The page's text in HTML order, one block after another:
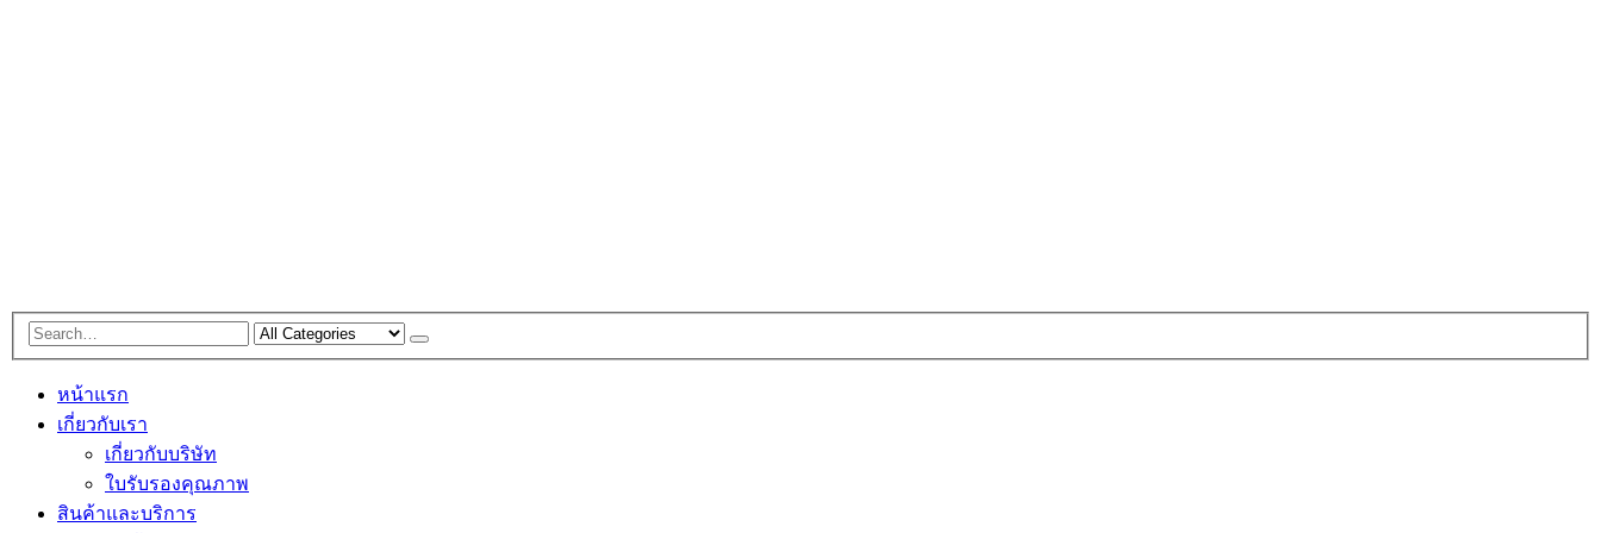
หน้าแรก
เกี่ยวกับเรา
เกี่ยวกับบริษัท
ใบรับรองคุณภาพ
สินค้าและบริการ